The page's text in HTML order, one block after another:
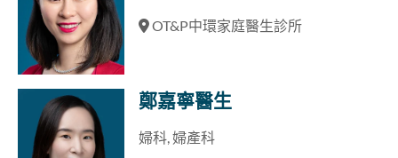
OT&P中環家庭醫生診所
鄭嘉寧醫生
婦科, 婦產科